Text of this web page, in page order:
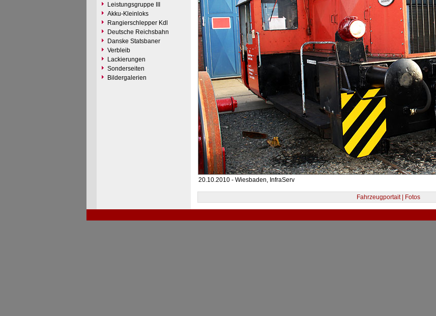
Leistungsgruppe III
Akku-Kleinloks
Rangierschlepper Kdl
Deutsche Reichsbahn
Danske Statsbaner
Verbleib
Lackierungen
Sonderseiten
Bildergalerien
20.10.2010 - Wiesbaden, InfraServ
Fahrzeugportait | Fotos